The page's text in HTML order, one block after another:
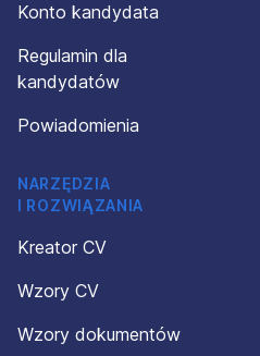
Konto kandydata
Regulamin dla
kandydatów
Powiadomienia
NARZĘDZIA
I ROZWIĄZANIA
Kreator CV
Wzory CV
Wzory dokumentów